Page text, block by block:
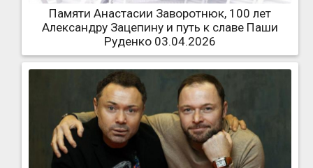
Памяти Анастасии Заворотнюк, 100 лет
Александру Зацепину и путь к славе Паши
Руденко 03.04.2026